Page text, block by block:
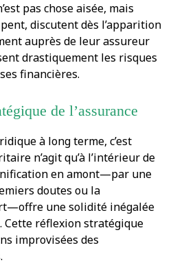
pas chose aisée, mais
discutent dès l’apparition
auprès de leur assureur
drastiquement les risques
financières.
de l’assurance
à long terme, c’est
n’agit qu’à l’intérieur de
en amont—par une
doutes ou la
une solidité inégalée
Cette réflexion stratégique
improvisées des